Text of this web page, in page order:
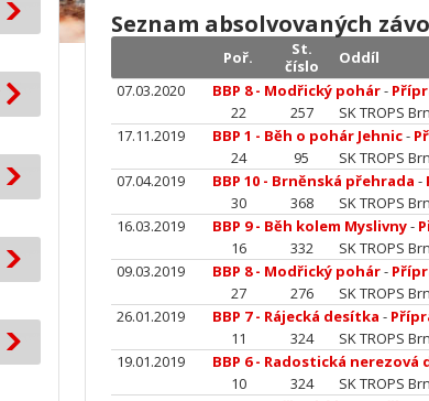
Seznam absolvovaných
Poř.
St.
číslo
Oddíl
07.03.2020
BBP 8 - Modřický pohár-
22
257 SK TROPS
17.11.2019
BBP 1 - Běh o pohár Jehnic-
24
95 SK TROPS
07.04.2019
BBP 10 - Brněnská přehrada -
30
368 SK TROPS
16.03.2019
BBP 9 - Běh kolem Myslivny-
16
332 SK TROPS
09.03.2019
BBP 8 - Modřický pohár-
27
276 SK TROPS
26.01.2019
BBP 7 - Rájecká desítka -
11
324 SK TROPS
19.01.2019
BBP 6 - Radostická nerezová
10
324 SK TROPS